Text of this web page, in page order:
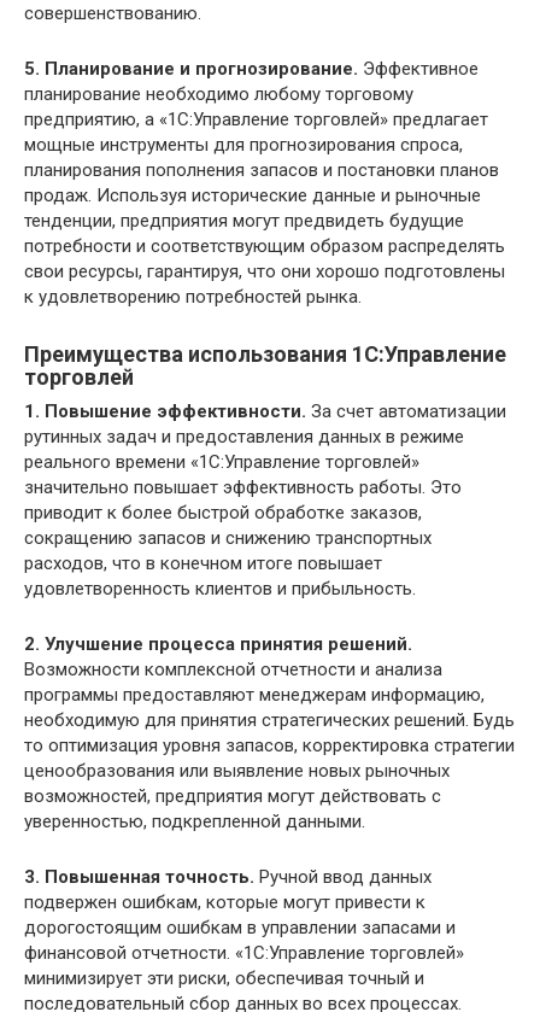
совершенствованию.
5. Планирование и прогнозирование. Эффективное
планирование необходимо любому торговому
предприятию, а «1С:Управление торговлей» предлагает
мощные инструменты для прогнозирования спроса,
планирования пополнения запасов и постановки планов
продаж. Используя исторические данные и рыночные
тенденции, предприятия могут предвидеть будущие
потребности и соответствующим образом распределять
свои ресурсы, гарантируя, что они хорошо подготовлены
к удовлетворению потребностей рынка.
Преимущества использования 1С:Управление
торговлей
1. Повышение эффективности. За счет автоматизации
рутинных задач и предоставления данных в режиме
реального времени «1С:Управление торговлей»
значительно повышает эффективность работы. Это
приводит к более быстрой обработке заказов,
сокращению запасов и снижению транспортных
расходов, что в конечном итоге повышает
удовлетворенность клиентов и прибыльность.
2. Улучшение процесса принятия решений.
Возможности комплексной отчетности и анализа
программы предоставляют менеджерам информацию,
необходимую для принятия стратегических решений. Будь
то оптимизация уровня запасов, корректировка стратегии
ценообразования или выявление новых рыночных
возможностей, предприятия могут действовать с
уверенностью, подкрепленной данными.
3. Повышенная точность. Ручной ввод данных
подвержен ошибкам, которые могут привести к
дорогостоящим ошибкам в управлении запасами и
финансовой отчетности. «1С:Управление торговлей»
минимизирует эти риски, обеспечивая точный и
последовательный сбор данных во всех процессах.